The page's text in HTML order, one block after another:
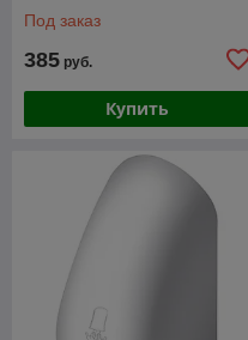
Под заказ
385 руб.
Купить